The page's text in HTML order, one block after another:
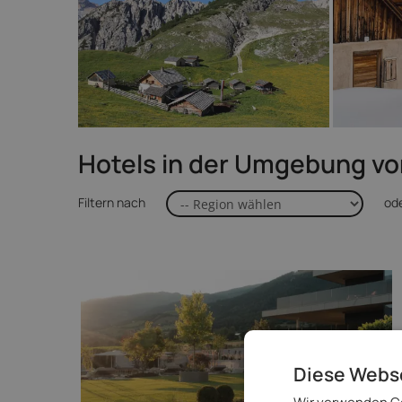
Hotels in der Umgebung
Filtern nach
Diese